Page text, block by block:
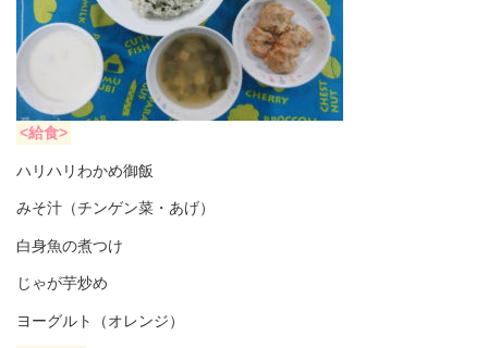
<給食>
ハリハリわかめ御飯
みそ汁（チンゲン菜・あげ）
白身魚の煮つけ
じゃが芋炒め
ヨーグルト（オレンジ）